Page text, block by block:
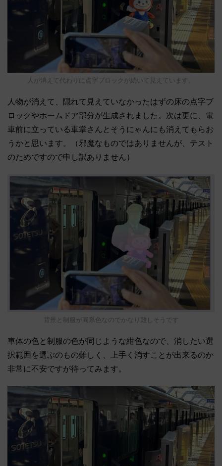
人が消えて代わりに点字ブロックが続いて見えています。
人物が消えて、隠れて見えていなかったはずの床の点字ブ
ロックやホームドア部分が生成されました。次は更に、電
車前に立っている車掌さんとそうにゃんにも消えてもらお
うかと思います。（邪魔なものではありませんが、テスト
のためですので申し訳ありません）
背景と制服が同系色なのでかなり難しそうです
車体の色と制服の色が同じような紺色なので、消したい選
択範囲を選ぶのもの難しく、上手く消すことが出来るのか
非常に不安ですが待ってみます。